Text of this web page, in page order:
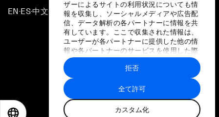
ザーによるサイトの利用状況についても情
報を収集し、ソーシャルメディアや広告配
信、データ解析の各パートナーに情報を共
有しています。ここで収集された情報は、
ユーザーが各パートナーに提供した他の情
報や各パートナーのサービスを使用した際
に収集された情報と組み合わされ、各パー
トナーによって使用されることがありま
す。
全て許可
カスタム化
拒否
EN ▪ES▪中文▪ 日本語
プライバシーポリシーと利用規約
サイトマップ
©
世界経済フォーラム